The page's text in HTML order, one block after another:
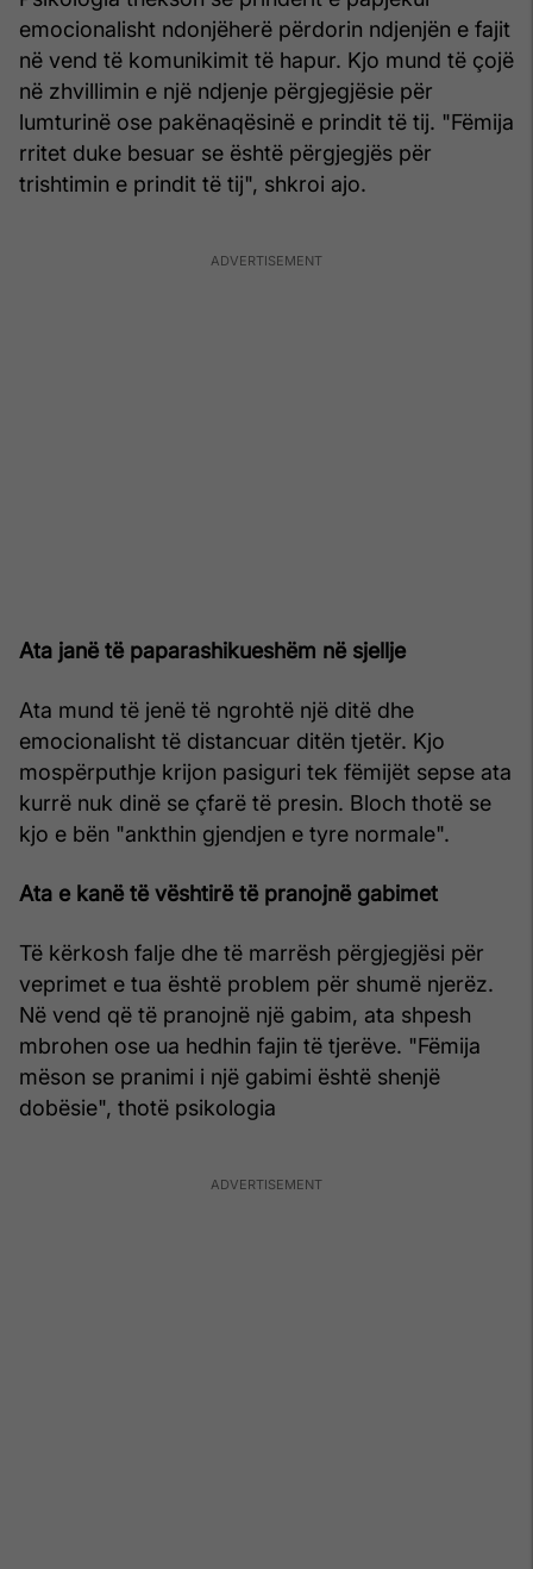
emocionalisht ndonjëherë përdorin ndjenjën e fajit
në vend të komunikimit të hapur. Kjo mund të çojë
në zhvillimin e një ndjenje përgjegjësie për
lumturinë ose pakënaqësinë e prindit të tij. "Fëmija
rritet duke besuar se është përgjegjës për
trishtimin e prindit të tij", shkroi ajo.
Ata janë të paparashikueshëm në sjellje
Ata mund të jenë të ngrohtë një ditë dhe
emocionalisht të distancuar ditën tjetër. Kjo
mospërputhje krijon pasiguri tek fëmijët sepse ata
kurrë nuk dinë se çfarë të presin. Bloch thotë se
kjo e bën "ankthin gjendjen e tyre normale".
Ata e kanë të vështirë të pranojnë gabimet
Të kërkosh falje dhe të marrësh përgjegjësi për
veprimet e tua është problem për shumë njerëz.
Në vend që të pranojnë një gabim, ata shpesh
mbrohen ose ua hedhin fajin të tjerëve. "Fëmija
mëson se pranimi i një gabimi është shenjë
dobësie", thotë psikologia